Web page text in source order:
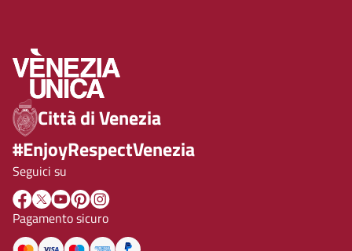
Città di Venezia
#EnjoyRespectVenezia
Seguici su
Pagamento sicuro